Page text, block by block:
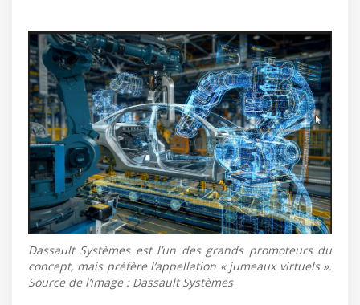
Dassault Systèmes est l’un des grands promoteurs du
concept, mais préfère l’appellation « jumeaux virtuels ».
Source de l’image : Dassault Systèmes